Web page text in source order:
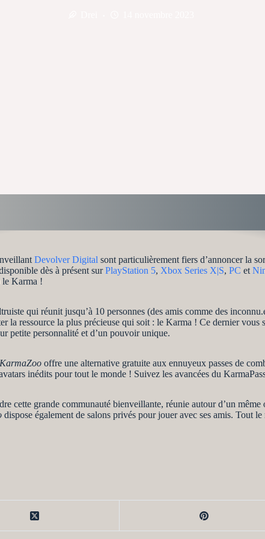
Devolver Digital sont particulièrement fiers d’annoncer la
dès à présent surPlayStation 5, Xbox Series X|S, PC et
le Karma !
qui réunit jusqu’à 10 personnes (des amis comme des
la ressource la plus précieuse qui soit : le Karma ! Ce dernier vous
petite personnalité et d’un pouvoir unique.
KarmaZoo offre une alternative gratuite aux ennuyeux passes de
inédits pour tout le monde ! Suivez les avancées du
cette grande communauté bienveillante, réunie autour d’un
dispose également de salons privés pour jouer avec ses amis. Tout